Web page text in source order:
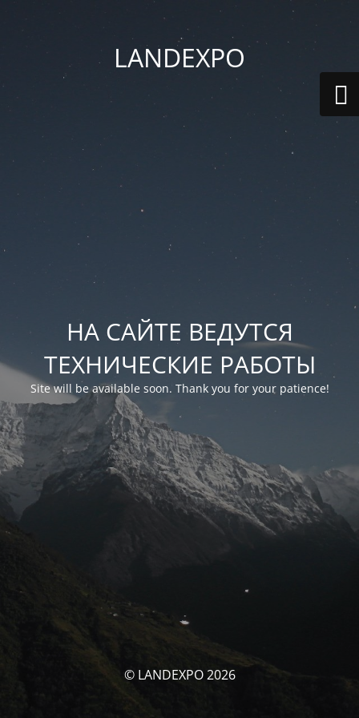
LANDEXPO
НА САЙТЕ ВЕДУТСЯ
ТЕХНИЧЕСКИЕ РАБОТЫ
Site will be available soon. Thank you for your patience!
© LANDEXPO 2026